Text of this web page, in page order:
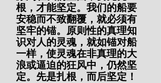
根，才能坚定。我们的船要
安稳而不致翻覆，就必须有
坚牢的锚。原则性的真理知
识对人的灵魂，就如锚对船
一样，使灵魂在非真理的大
浪或逼迫的狂风中，仍然坚
定。先是扎根，而后坚定！